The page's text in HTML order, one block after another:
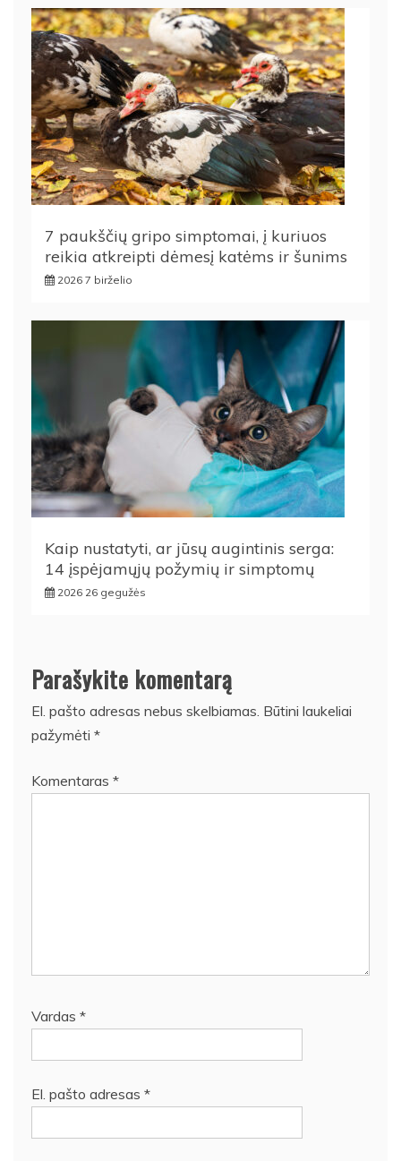
7 paukščių gripo simptomai, į kuriuos
reikia atkreipti dėmesį katėms ir šunims
2026 7 birželio
Kaip nustatyti, ar jūsų augintinis serga:
14 įspėjamųjų požymių ir simptomų
2026 26 gegužės
Parašykite komentarą
El. pašto adresas nebus skelbiamas. Būtini laukeliai
pažymėti *
Komentaras *
Vardas *
El. pašto adresas *